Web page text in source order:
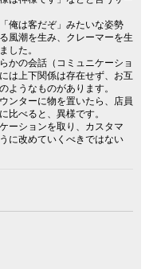
俺は客だぞ」みたいな姿勢
風潮を生み、クレーマーを生
した。
かの会話（コミュニケーショ
は上下関係は存在せず、お互
ようなものがあります。
ンターに物を置いたら、店員
比べると、異様です。
ーションを取り、カスタマ
に改めていくべきではない